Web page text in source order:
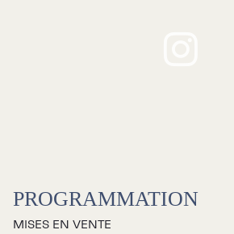
Promotions
PROGRAMMATION
MISES EN VENTE